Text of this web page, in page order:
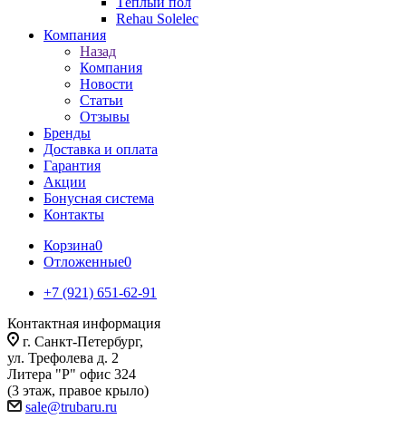
Rehau Solelec
Компания
Назад
Компания
Новости
Статьи
Отзывы
Бренды
Доставка и оплата
Гарантия
Акции
Бонусная система
Контакты
Корзина0
Отложенные0
+7 (921) 651-62-91
Контактная информация
г. Санкт-Петербург,
ул. Трефолева д. 2
Литера "Р" офис 324
(3 этаж, правое крыло)
sale@trubaru.ru